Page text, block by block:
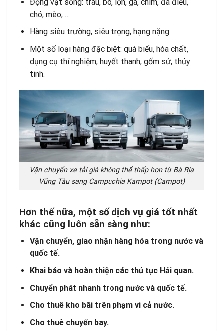
Động vật sống: trâu, bò, lợn, gà, chim, đà điểu,
chó, mèo, …
Hàng siêu trường, siêu trọng, hạng nặng
Một số loại hàng đặc biệt: quà biếu, hóa chất,
dụng cụ thí nghiệm, huyết thanh, gốm sứ, thủy
tinh.
Vận chuyển xe tải giá không thể thấp hơn từ Bà Rịa
Vũng Tàu sang Campuchia Kampot (Campot)
Hơn thế nữa, một số dịch vụ giá tốt nhất
khác cũng luôn sẵn sàng như:
Vận chuyển, giao nhận hàng hóa trong nước và
quốc tế.
Khai báo và hoàn thiện các thủ tục Hải quan.
Chuyển phát nhanh trong nước và quốc tế.
Cho thuê kho bãi trên phạm vi cả nước.
Cho thuê chuyến bay.